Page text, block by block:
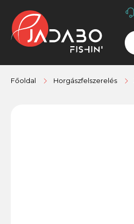
Főoldal Horgászfelszerelés